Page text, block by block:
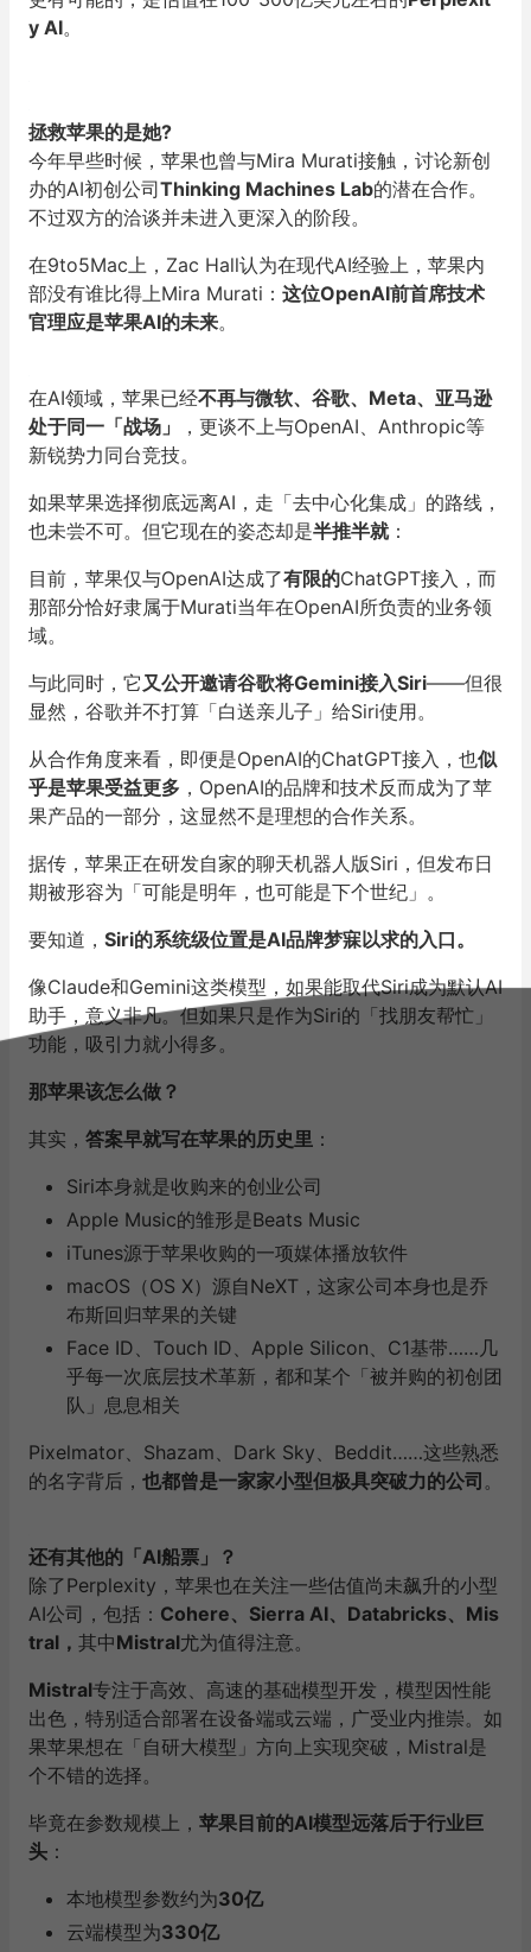
y AI。
拯救苹果的是她?
今年早些时候，苹果也曾与Mira Murati接触，讨论新创
办的AI初创公司Thinking Machines Lab的潜在合作。
不过双方的洽谈并未进入更深入的阶段。
在9to5Mac上，Zac Hall认为在现代AI经验上，苹果内
部没有谁比得上Mira Murati： 这位OpenAI前首席技术
官理应是苹果AI的未来。
在AI领域，苹果已经不再与微软、谷歌、Meta、亚马逊
处于同一「战场」
，更谈不上与OpenAI、Anthropic等
新锐势力同台竞技。
如果苹果选择彻底远离AI，走「去中心化集成」的路线，
也未尝不可。但它现在的姿态却是半推半就：
目前，苹果仅与OpenAI达成了有限的ChatGPT接入，而
那部分恰好隶属于Murati当年在OpenAI所负责的业务领
域。
与此同时，它 又公开邀请谷歌将Gemini接入Siri——但很
显然，谷歌并不打算「白送亲儿子」给Siri使用。
从合作角度来看，即便是OpenAI的ChatGPT接入，也似
乎是苹果受益更多 ，OpenAI的品牌和技术反而成为了苹
果产品的一部分，这显然不是理想的合作关系。
据传，苹果正在研发自家的聊天机器人版Siri，但发布日
期被形容为「可能是明年，也可能是下个世纪」。
要知道， Siri的系统级位置是AI品牌梦寐以求的入口。
像Claude和Gemini这类模型，如果能取代Siri成为默认AI
助手，意义非凡。但如果只是作为Siri的「找朋友帮忙」
功能，吸引力就小得多。
那苹果该怎么做？
其实， 答案早就写在苹果的历史里 ：
Siri本身就是收购来的创业公司
Apple Music的雏形是Beats Music
iTunes源于苹果收购的一项媒体播放软件
macOS（OS X）源自NeXT，这家公司本身也是乔
布斯回归苹果的关键
Face ID、Touch ID、Apple Silicon、C1基带…… 几
乎每一次底层技术革新，都和某个「被并购的初创团
队」息息相关
Pixelmator、Shazam、Dark Sky、Beddit……这些熟悉
的名字背后， 也都曾是一家家小型但极具突破力的公司 。
还有其他的「AI船票」？
除了Perplexity，苹果也在关注一些估值尚未飙升的小型
AI公司，包括： Cohere、Sierra AI、Databricks、Mis
tral ， 其中Mistral尤为值得注意。
Mistral专注于高效、高速的基础模型开发，模型因性能
出色，特别适合部署在设备端或云端，广受业内推崇。如
果苹果想在「自研大模型」方向上实现突破，Mistral是
个不错的选择。
毕竟在参数规模上， 苹果目前的AI模型远落后于行业巨
头 ：
本地模型参数约为30亿
云端模型为330亿